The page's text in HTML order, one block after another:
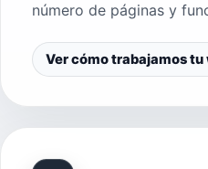
número de páginas y
Ver cómo trabajamos tu